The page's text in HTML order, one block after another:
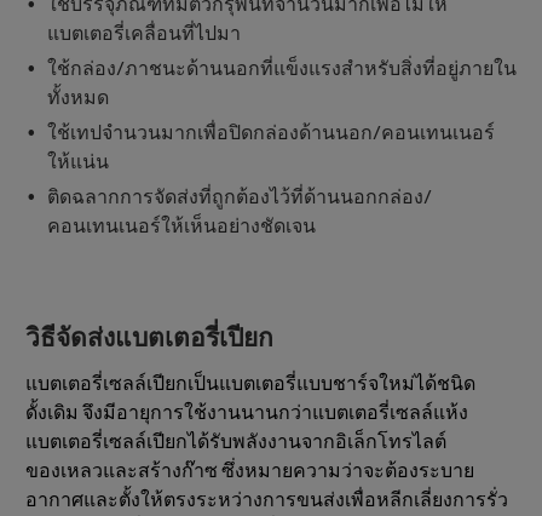
แบตเตอรี่เคลื่อนที่ไปมา
ใช้กล่อง/ภาชนะด้านนอกที่แข็งแรงสำหรับสิ่งที่อยู่ภายใน
ทั้งหมด
ใช้เทปจำนวนมากเพื่อปิดกล่องด้านนอก/คอนเทนเนอร์
ให้แน่น
ติดฉลากการจัดส่งที่ถูกต้องไว้ที่ด้านนอกกล่อง/
คอนเทนเนอร์ให้เห็นอย่างชัดเจน
วิธีจัดส่งแบตเตอรี่เปียก
แบตเตอรี่เซลล์เปียกเป็นแบตเตอรี่แบบชาร์จใหม่ได้ชนิด
ดั้งเดิม จึงมีอายุการใช้งานนานกว่าแบตเตอรี่เซลล์แห้ง
แบตเตอรี่เซลล์เปียกได้รับพลังงานจากอิเล็กโทรไลต์
ของเหลวและสร้างก๊าซ ซึ่งหมายความว่าจะต้องระบาย
อากาศและตั้งให้ตรงระหว่างการขนส่งเพื่อหลีกเลี่ยงการรั่ว